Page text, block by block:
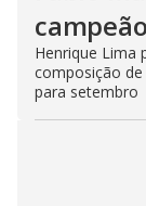
Henrique Lima
composição
para setembro